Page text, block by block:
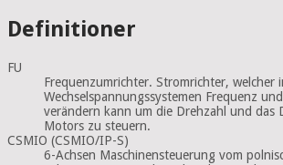
Definitioner
FU
Frequenzumrichter. Stromrichter, welcher
Wechselspannungssystemen Frequenz
verändern kann um die Drehzahl und das
Motors zu steuern.
CSMIO (CSMIO/IP-S)
6-Achsen Maschinensteuerung vom